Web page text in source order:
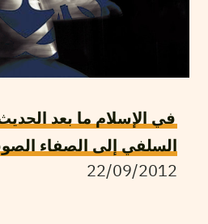
في الإسلام ما بعد
السلفي إلى الصفاء
22/09/2012